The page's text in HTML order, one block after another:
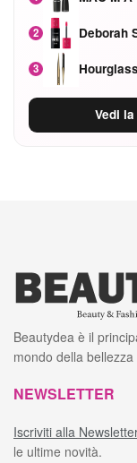
2 Deborah
3
Vedi
Beautydea è il
mondo della
NEWSLETTER
Iscriviti alla
le ultime novità.